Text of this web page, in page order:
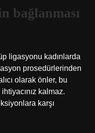
bağlanması
ligasyonu kadınlarda
prosedürlerinden
olarak önler, bu
kalmaz.
karşı